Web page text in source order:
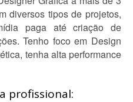
diversos tipos de projetos,
paga até criação de
Tenho foco em Design
tenha alta performance
profissional: